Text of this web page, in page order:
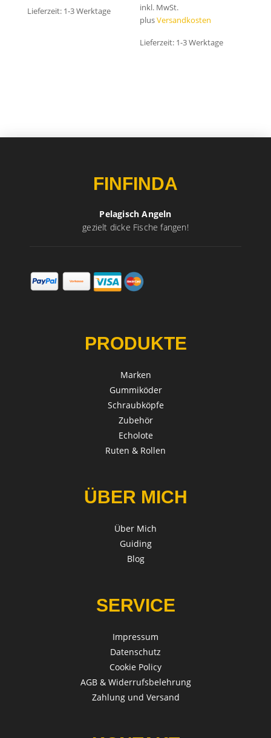
Lieferzeit: 1-3 Werktage
inkl. MwSt.
plusVersandkosten
Lieferzeit: 1-3 Werktage
FINFINDA
Pelagisch Angeln
gezielt dicke Fische fangen!
PRODUKTE
Marken
Gummiköder
Schraubköpfe
Zubehör
Echolote
Ruten & Rollen
ÜBER MICH
Über Mich
Guiding
Blog
SERVICE
Impressum
Datenschutz
Cookie Policy
AGB & Widerrufsbelehrung
Zahlung und Versand